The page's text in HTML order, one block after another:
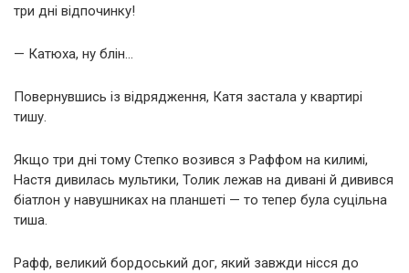
три дні відпочинку!
— Катюха, ну блін…
Повернувшись із відрядження, Катя застала у квартирі
тишу.
Якщо три дні тому Степко возився з Раффом на килимі,
Настя дивилась мультики, Толик лежав на дивані й дивився
біатлон у навушниках на планшеті — то тепер була суцільна
тиша.
Рафф, великий бордоський дог, який завжди нісся до